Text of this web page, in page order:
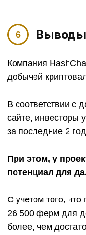
Выводы
Компания
добычей
В соответствии с
сайте, инвесторы
за последние 2
При этом, у
потенциал для
С учетом того, что
26 500 ферм для
более, чем